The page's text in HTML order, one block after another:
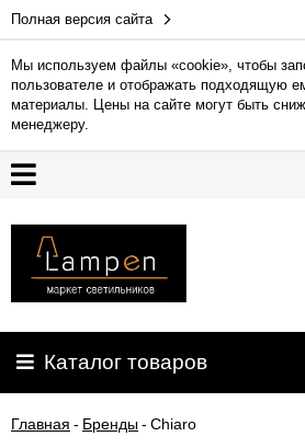
Полная версия сайта
Мы используем файлы «cookie», чтобы
пользователе и отображать подходящую
материалы. Цены на сайте могут быть
менеджеру.
Гарантия
Доставка
и
Контакты
освещения
О
Каталог товаров
Главная - Бренды- Chiaro